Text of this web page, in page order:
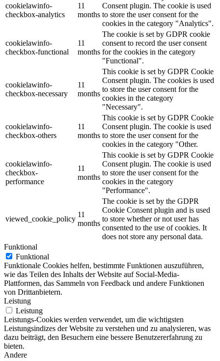
cookielawinfo-
checkbox-analytics
11
months
Consent plugin. The cookie is used
to store the user consent for the
cookies in the category "Analytics".
cookielawinfo-
checkbox-functional
11
months
The cookie is set by GDPR cookie
consent to record the user consent
for the cookies in the category
"Functional".
cookielawinfo-
checkbox-necessary
11
months
This cookie is set by GDPR Cookie
Consent plugin. The cookies is used
to store the user consent for the
cookies in the category
"Necessary".
cookielawinfo-
checkbox-others
11
months
This cookie is set by GDPR Cookie
Consent plugin. The cookie is used
to store the user consent for the
cookies in the category "Other.
cookielawinfo-
checkbox-
performance
11
months
This cookie is set by GDPR Cookie
Consent plugin. The cookie is used
to store the user consent for the
cookies in the category
"Performance".
viewed_cookie_policy
11
months
The cookie is set by the GDPR
Cookie Consent plugin and is used
to store whether or not user has
consented to the use of cookies. It
does not store any personal data.
Funktional
Funktional
Funktionale Cookies helfen, bestimmte Funktionen auszuführen,
wie das Teilen des Inhalts der Website auf Social-Media-
Plattformen, das Sammeln von Feedback und andere Funktionen
von Drittanbietern.
Leistung
Leistung
Leistungs-Cookies werden verwendet, um die wichtigsten
Leistungsindizes der Website zu verstehen und zu analysieren, was
dazu beiträgt, den Besuchern eine bessere Benutzererfahrung zu
bieten.
Andere